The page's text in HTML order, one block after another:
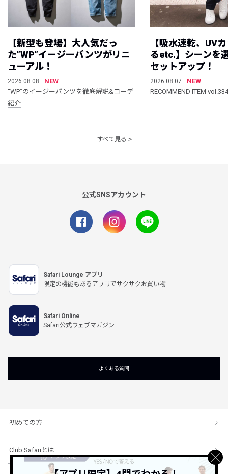
【新型も登場】大人気だっ
た”WP”イージーパンツがリニ
ューアル！
2026.08.08
NEW
“WP”のイージーパンツを徹底解説&コーデ
紹介
【吸水速乾、UV
るetc.】シーンを
セットアップ！
2026.08.07
NEW
RECOMMEND ITEM vol.334
すべて見る
公式SNSアカウント
Safari Lounge アプリ
限定の機能もあるアプリでサクサクお買い物
Safari Online
Safari公式ウェブマガジン
よくある質問
初めての方
Club Safariとは